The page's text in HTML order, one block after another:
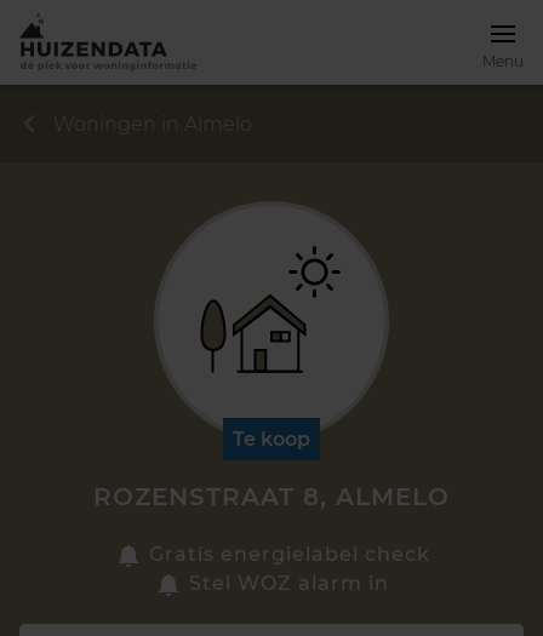
Menu
Zoek een woning
Woningen in Almelo
Te koop
ROZENSTRAAT 8, ALMELO
Gratis energielabel check
Stel WOZ alarm in